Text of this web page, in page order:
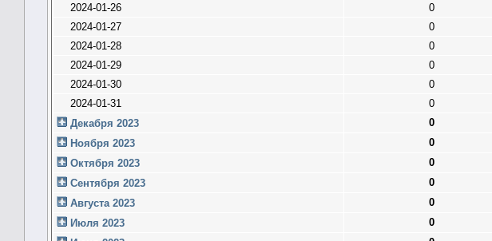
2024-01-26
0
2024-01-27
0
2024-01-28
0
2024-01-29
0
2024-01-30
0
2024-01-31
0
Декабря 2023
0
Ноября 2023
0
Октября 2023
0
Сентября 2023
0
Августа 2023
0
Июля 2023
0